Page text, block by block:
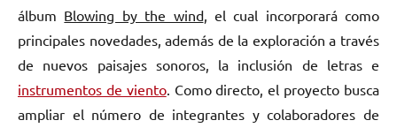
álbum Blowing by the wind, el cual incorporará como
principales novedades, además de la exploración a través
de nuevos paisajes sonoros, la inclusión de letras e
instrumentos de viento. Como directo, el proyecto busca
ampliar el número de integrantes y colaboradores de